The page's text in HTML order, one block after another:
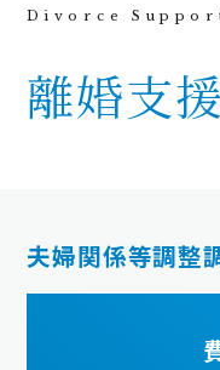
離婚支援
夫婦関係等調整